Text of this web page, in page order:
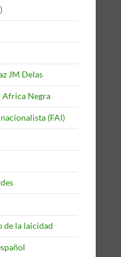
JM Delas
Africa Negra
(FAI)
de la laicidad